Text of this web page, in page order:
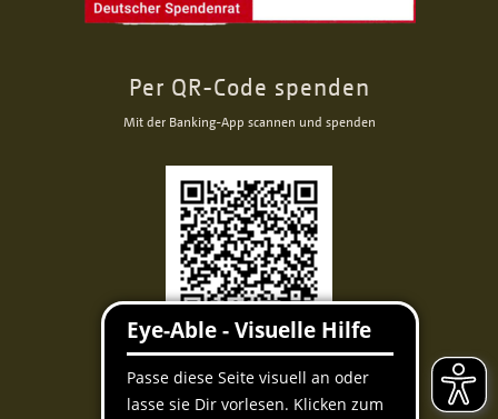
Per QR-Code spenden
Mit der Banking-App scannen und spenden
FacebookInstagramYoutube